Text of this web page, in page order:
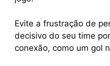
Evite a frustração de
decisivo do seu time
conexão, como um gol